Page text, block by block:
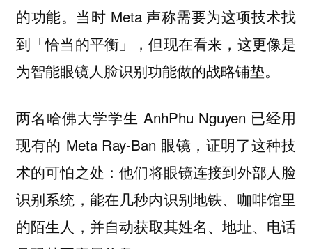
的功能。当时 Meta 声称需要为这项技术找
到「恰当的平衡」，但现在看来， 这更像是
为智能眼镜人脸识别功能做的战略铺垫。
两名哈佛大学学生 AnhPhu Nguyen 已经用
现有的 Meta Ray-Ban 眼镜，证明了这种技
术的可怕之处：他们将眼镜连接到外部人脸
识别系统，能在几秒内识别地铁、咖啡馆里
的陌生人 ，并自动获取其姓名、地址、电话